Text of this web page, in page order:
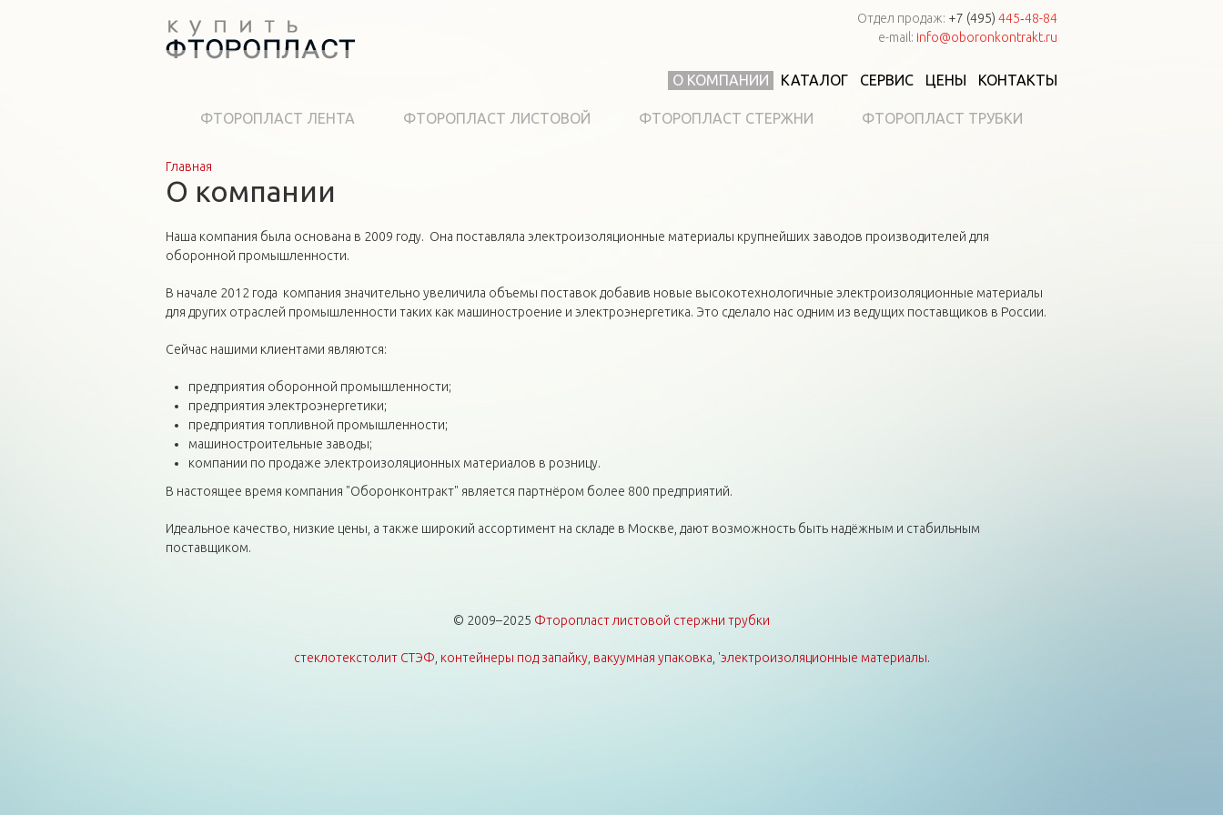
Отдел продаж: +7 (495) 445‑48-84
e-mail: info@oboronkontrakt.ru
О КОМПАНИИ КАТАЛОГ СЕРВИС ЦЕНЫ КОНТАКТЫ
ФТОРОПЛАСТ ЛЕНТА ФТОРОПЛАСТ ЛИСТОВОЙ ФТОРОПЛАСТ СТЕРЖНИ ФТОРОПЛАСТ ТРУБКИ
Вы здесь
Главная
О компании
Наша компания была основана в 2009 году. Она поставляла электроизоляционные материалы крупнейших заводов производителей для
оборонной промышленности.
В начале 2012 года компания значительно увеличила объемы поставок добавив новые высокотехнологичные электроизоляционные материалы
для других отраслей промышленности таких как машиностроение и электроэнергетика. Это сделало нас одним из ведущих поставщиков в России.
Сейчас нашими клиентами являются:
предприятия оборонной промышленности;
предприятия электроэнергетики;
предприятия топливной промышленности;
машиностроительные заводы;
компании по продаже электроизоляционных материалов в розницу.
В настоящее время компания "Оборонконтракт" является партнёром более 800 предприятий.
Идеальное качество, низкие цены, а также широкий ассортимент на складе в Москве, дают возможность быть надёжным и стабильным
поставщиком.
© 2009–2025 Фторопласт листовой стержни трубки
стеклотекстолит СТЭФ, контейнеры под запайку, вакуумная упаковка, 'электроизоляционные материалы.